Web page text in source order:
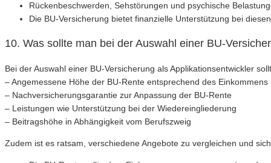
Rückenbeschwerden, Sehstörungen und psychische
Die BU-Versicherung bietet finanzielle Unterstützung bei
10. Was sollte man bei der Auswahl einer BU-
Bei der Auswahl einer BU-Versicherung als Applikationsentwickler
– Angemessene Höhe der BU-Rente entsprechend des Einkommens
– Nachversicherungsgarantie zur Anpassung der BU-Rente
– Leistungen wie Unterstützung bei der Wiedereingliederung
– Beitragshöhe in Abhängigkeit vom Berufszweig
Zudem ist es ratsam, verschiedene Angebote zu vergleichen und